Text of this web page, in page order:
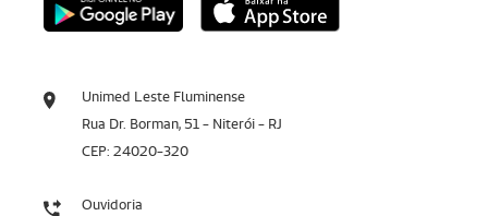
Unimed Leste Fluminense
Rua Dr. Borman, 51 - Niterói - RJ
CEP: 24020-320
Ouvidoria